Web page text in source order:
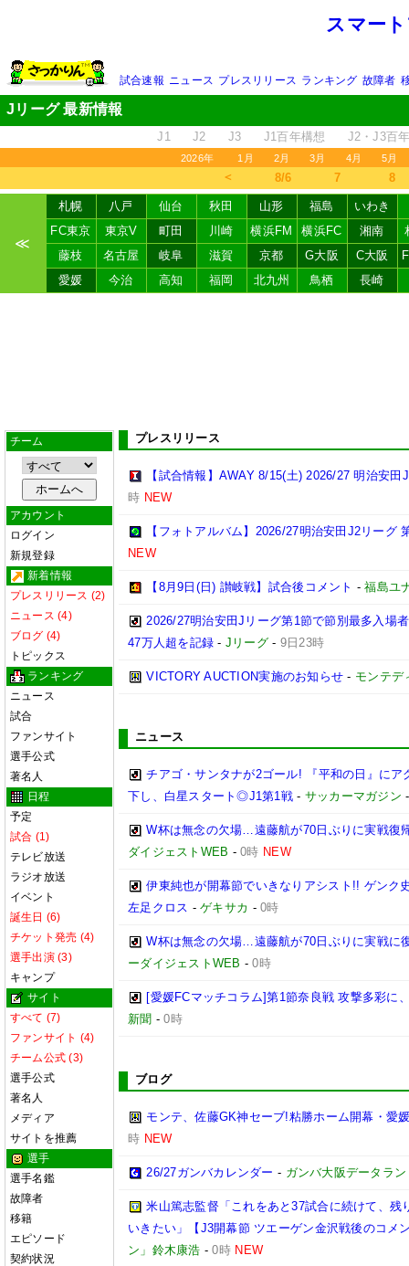
スマー
試合速報 ニュース プレスリリース ランキング 故障者
Jリーグ 最新情報
J1 J2 J3 J1百年構想 J2・J3百
2026年 1月 2月 3月 4月 5月
＜ 8/6 7 8
≪
札幌 八戸 仙台 秋田 山形 福島
いわき
FC東京
東京V 町田 川崎 横浜FM 横浜FC 湘南
藤枝
名古屋 岐阜 滋賀 京都 G大阪 C大阪
愛媛
今治 高知 福岡 北九州 鳥栖 長崎
チーム
アカウント
ログイン
新規登録
新着情報
プレスリリース (2)
ニュース (4)
ブログ (4)
トピックス
ランキング
ニュース
試合
ファンサイト
選手公式
著名人
日程
予定
試合 (1)
テレビ放送
ラジオ放送
イベント
誕生日 (6)
チケット発売 (4)
選手出演 (3)
キャンプ
サイト
すべて (7)
ファンサイト (4)
チーム公式 (3)
選手公式
著名人
メディア
サイトを推薦
選手
選手名鑑
故障者
移籍
エピソード
契約状況
プレスリリース
【試合情報】AWAY 8/15(土) 2026/27 明治安
時 NEW
【フォトアルバム】2026/27明治安田J2リーグ
NEW
【8月9日(日) 讃岐戦】試合後コメント -福島ユ
2026/27明治安田Jリーグ第1節で節別最多入場
47万人超を記録 - Jリーグ - 9日23時
VICTORY AUCTION実施のお知らせ - モンテデ
ニュース
チアゴ・サンタナが2ゴール! 『平和の日』に
下し、白星スタート◎J1第1戦 - サッカーマガジン
W杯は無念の欠場…遠藤航が70日ぶりに実戦復
ダイジェストWEB -0時 NEW
伊東純也が開幕節でいきなりアシスト!! ゲンク
左足クロス -ゲキサカ -0時
W杯は無念の欠場…遠藤航が70日ぶりに実戦に
ーダイジェストWEB -0時
[愛媛FCマッチコラム]第1節奈良戦 攻撃多彩に
新聞 -0時
ブログ
モンテ、佐藤GK神セーブ!粘勝ホーム開幕・愛
時 NEW
26/27ガンバカレンダー - ガンバ大阪データラ
米山篤志監督「これをあと37試合に続けて、
いきたい」【J3開幕節 ツエーゲン金沢戦後のコメ
ン」鈴木康浩 -0時 NEW